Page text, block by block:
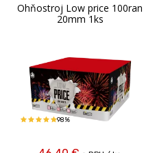
Ohňostroj Low price 100ran
20mm 1ks
98%